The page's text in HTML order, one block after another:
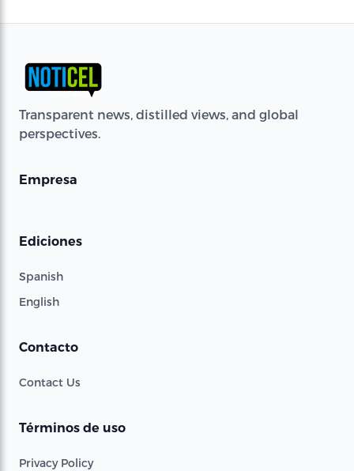
Transparent news, distilled views, and global
perspectives.
Empresa
Ediciones
Spanish
English
Contacto
Contact Us
Términos de uso
Privacy Policy